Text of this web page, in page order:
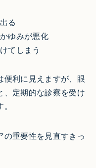
る
ゆみが悪化
てしまう
便利に見えますが、眼
、定期的な診察を受け
の重要性を見直すきっ